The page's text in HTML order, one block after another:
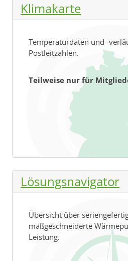
Klimakarte
Temperaturdaten und -
Postleitzahlen.
Teilweise nur für
Lösungsnavigator
Übersicht über
maßgeschneiderte
Leistung.